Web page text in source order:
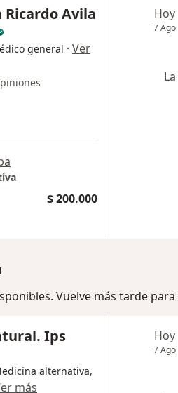
Ricardo Avila
general · Ver
$ 200.000
Hoy
7 Ago
Vuelve más tarde
Ips
alternativa,
más
Hoy
7 Ago